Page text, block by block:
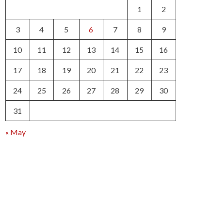
1 2
3 4 5 6 7 8 9
10 11 12 13 14 15 16
17 18 19 20 21 22 23
24 25 26 27 28 29 30
31
« May